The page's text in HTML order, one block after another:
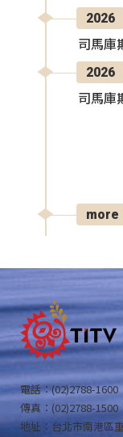
2026
司馬庫
2026
司馬庫
more
電話：(02)2788-1600
傳真：(02)2788-1500
地址：台北市南港區